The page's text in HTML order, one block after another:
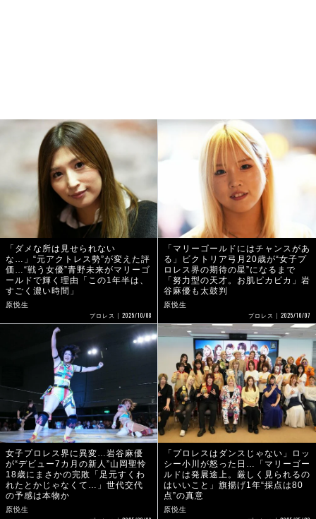
「ダメな所は見せられない
な…」“元アクトレス勢”が変えた評
価…“戦う女優”青野未来がマリーゴ
ールドで輝く理由「この1年半は、
すごく濃い時間」
原悦生
プロレス 2025/10/08
「マリーゴールドにはチャンスがあ
る」ビクトリア弓月20歳が“女子プ
ロレス界の期待の星”になるまで
「努力型の天才。お肌ピカピカ」岩
谷麻優も太鼓判
原悦生
プロレス 2025/10/07
女子プロレス界に異変…岩谷麻優
が“デビュー7カ月の新人”山岡聖怜
18歳にまさかの完敗「足元すくわ
れたとかじゃなくて…」世代交代
の予感は本物か
原悦生
「プロレスはダンスじゃない」ロッ
シー小川が怒った日…「マリーゴー
ルドは発展途上。厳しく見られるの
はいいこと」旗揚げ1年“採点は80
点”の真意
原悦生